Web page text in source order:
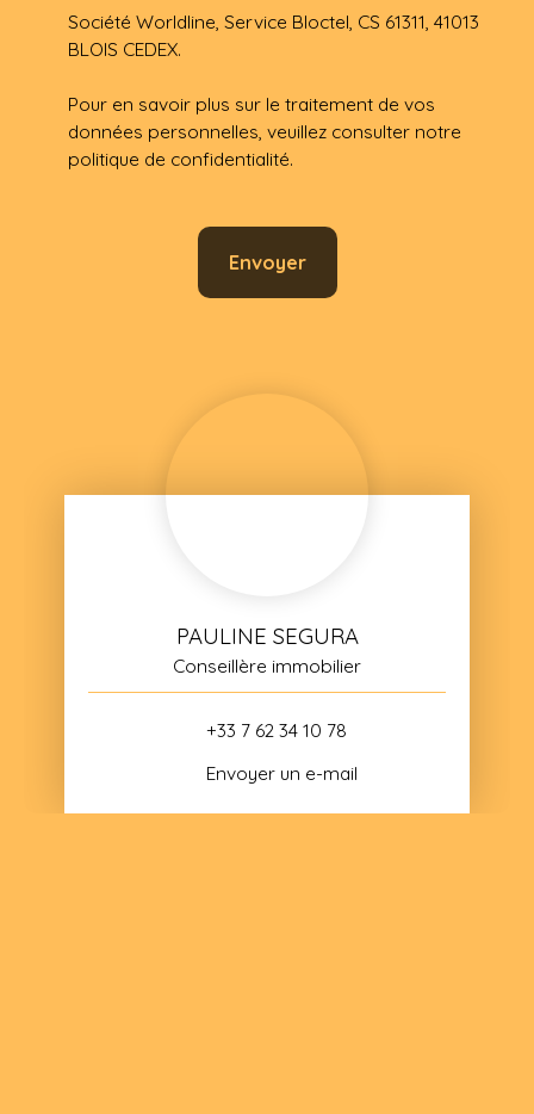
Société Worldline, Service Bloctel, CS 61311, 41013
BLOIS CEDEX.
Pour en savoir plus sur le traitement de vos
données personnelles, veuillez consulter notre
politique de confidentialité.
Envoyer
PAULINE SEGURA
Conseillère immobilier
+33 7 62 34 10 78
Envoyer un e-mail